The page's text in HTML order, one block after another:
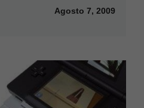
Agosto 7, 2009